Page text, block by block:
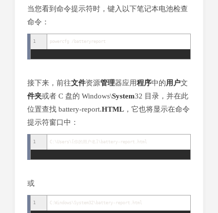
当您看到命令提示符时，键入以下笔记本电池检查
命令：
1 powercfg / batteryreport
接下来，前往文件资源管理器应用程序中的用户文
件夹或者 C 盘的 Windows\System32 目录，并在此
位置查找 battery-report.HTML ，它也将显示在命令
提示符窗口中：
1 C : \Users\ [ 你的用户名 \battery - report . html
或
1 C : Windows\System32\battery - report . html